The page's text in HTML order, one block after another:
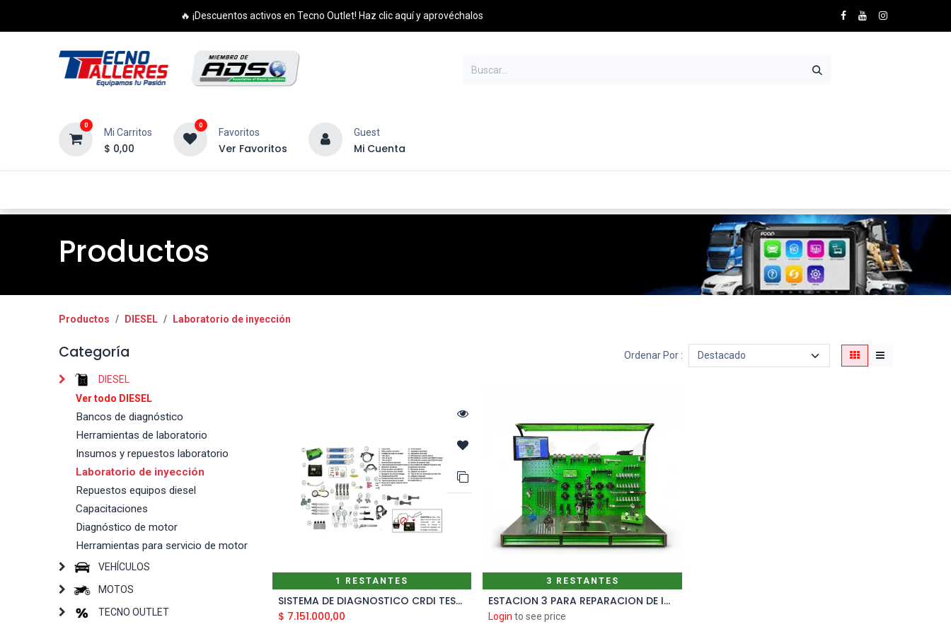
🔥 ¡Descuentos activos en Tecno Outlet! Haz clic aquí y aprovéchalos
0
Mi Carritos
$ 0,00
0
Favoritos
Ver Favoritos
Guest
Mi Cuenta
Productos
Productos DIESEL Laboratorio de inyección
Categoría
DIESEL
Ver todo DIESEL
Bancos de diagnóstico
Herramientas de laboratorio
Insumos y repuestos laboratorio
Laboratorio de inyección
Repuestos equipos diesel
Capacitaciones
Diagnóstico de motor
Herramientas para servicio de motor
VEHÍCULOS
MOTOS
TECNO OUTLET
Ordenar Por :
1 RESTANTES
Add to Cart
SISTEMA DE DIAGNOSTICO CRDI TESTER FULL
$ 7.151.000,00
3 RESTANTES
ESTACION 3 PARA REPARACION DE INYECTORES CR
Login to see price